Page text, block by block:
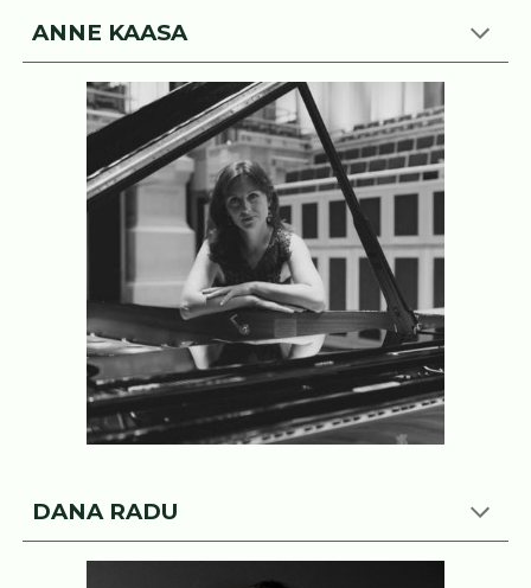
ANNE KAASA
DANA RADU